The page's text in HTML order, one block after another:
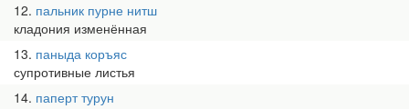
12 пальник пурне нитш
кладония изменённая
13 паныда коръяс
супротивные листья
14 паперт турун